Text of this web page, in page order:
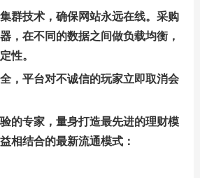
群技术，确保网站永远在线。采购
，在不同的数据之间做负载均衡，
性。
，平台对不诚信的玩家立即取消会
的专家，量身打造最先进的理财模
相结合的最新流通模式：